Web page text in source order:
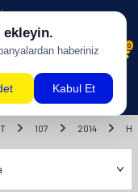
!
0
107 2014